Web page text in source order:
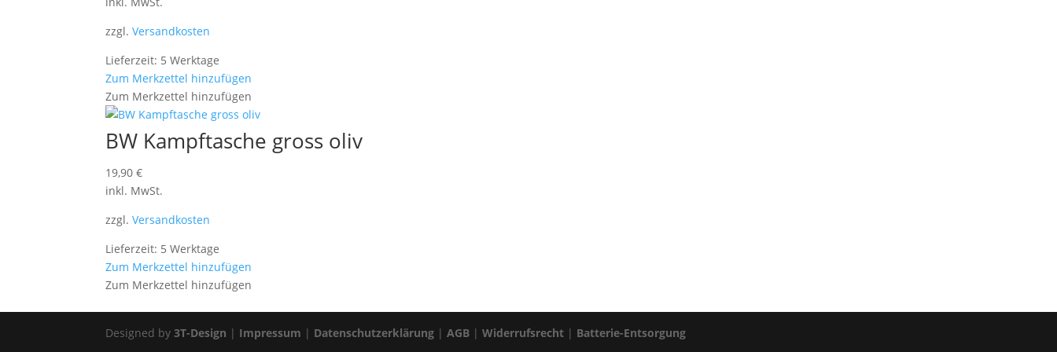
zzgl.Versandkosten
Lieferzeit: 5 Werktage
Zum Merkzettel hinzufügen
Zum Merkzettel hinzufügen
BW Kampftasche gross oliv
19,90€
inkl. MwSt.
zzgl.Versandkosten
Lieferzeit: 5 Werktage
Zum Merkzettel hinzufügen
Zum Merkzettel hinzufügen
Designed by3T-Design | Impressum | Datenschutzerklärung |AGB |Widerrufsrecht | Batterie-Entsorgung